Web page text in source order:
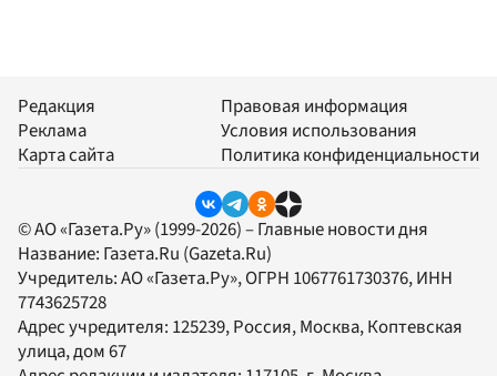
Редакция
Реклама
Карта сайта
Правовая информация
Условия использования
Политика конфиденциальности
© АО «Газета.Ру» (1999-2026) – Главные новости дня
Название: Газета.Ru (Gazeta.Ru)
Учредитель:АО «Газета.Ру», ОГРН 1067761730376, ИНН
7743625728
Адрес учредителя: 125239, Россия, Москва, Коптевская
улица, дом 67